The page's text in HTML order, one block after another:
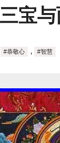
宝
#恭敬心 , #智慧